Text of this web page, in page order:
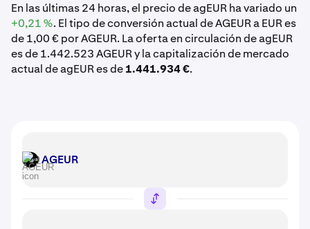
En las últimas 24 horas, el precio de agEUR ha variado un
+0,21 %. El tipo de conversión actual de AGEUR a EUR es
de 1,00 € por AGEUR. La oferta en circulación de agEUR
es de 1.442.523 AGEUR y la capitalización de mercado
actual de agEUR es de1.441.934 €.
AGEUR AGEUR